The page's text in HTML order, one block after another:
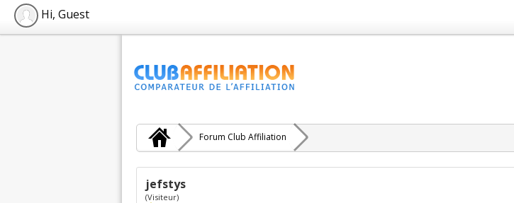
Hi, Guest
Forum Club Affiliation
jefstys
(Visiteur)